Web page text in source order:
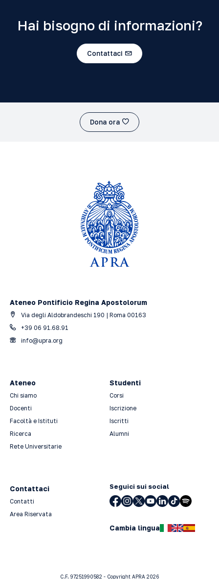
Hai bisogno di informazioni?
Contattaci
Dona ora
Ateneo Pontificio Regina Apostolorum
Via degli Aldobrandeschi 190 | Roma 00163
+39 06 91.68.91
info@upra.org
Ateneo
Chi siamo
Docenti
Facoltà e Istituti
Ricerca
Rete Universitarie
Studenti
Corsi
Iscrizione
Iscritti
Alumni
Contattaci
Contatti
Area Riservata
Seguici sui social
Cambia lingua
C.F. 97251990582 - Copyright APRA 2026